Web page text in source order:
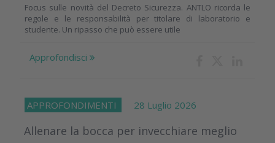
Focus sulle novità del Decreto Sicurezza. ANTLO ricorda le
regole e le responsabilità per titolare di laboratorio e
studente. Un ripasso che può essere utile
Approfondisci
APPROFONDIMENTI 28 Luglio 2026
Allenare la bocca per invecchiare meglio